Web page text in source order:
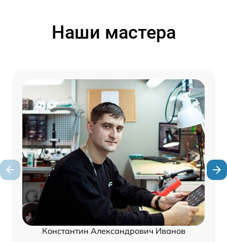
Наши мастера
Константин Александрович Иванов